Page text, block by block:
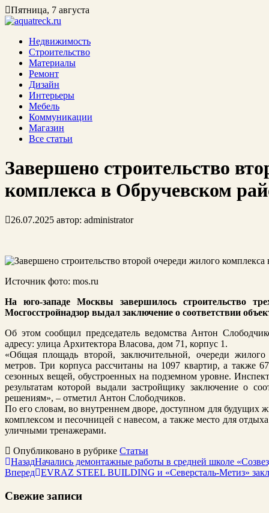
Пятница, 7 августа
Недвижимость
Строительство
Материалы
Ремонт
Дизайн
Интерьеры
Мебель
Коммуникации
Магазин
Все статьи
Завершено строительство
комплекса в Обручевском
26.07.2025 автор: administrator
Источник фото: mos.ru
На юго-западе Москвы завершилось строительство
Мосгосстройнадзор выдал заключение о соответствии
Об этом сообщил председатель ведомства Антон
адресу: улица Архитектора Власова, дом 71, корпус 1.
«Общая площадь второй, заключительной, очереди
метров. Три корпуса рассчитаны на 1097 квартир, а также
сезонных вещей, обустроенных на подземном уровне.
результатам которой выдали застройщику заключение о
решениям», – отметил Антон Слободчиков.
По его словам, во внутреннем дворе, доступном для будущих
комплексом и песочницей с навесом, а также место для
уличными тренажерами.
Опубликовано в рубрике Статьи
НазадНачались демонтажные работы в средней школе
Вперед EVRAZ STEEL BUILDING и «Северсталь-Метиз»
Свежие записи